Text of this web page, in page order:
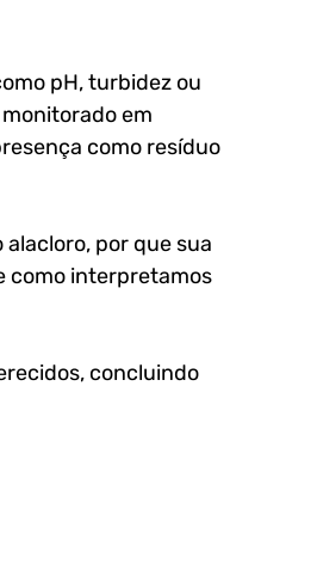
pH, turbidez ou
em
como resíduo
por que sua
como interpretamos
, concluindo